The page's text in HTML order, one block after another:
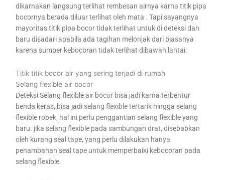
dikarnakan langsung terlihat rembesan airnya karna titik pipa
bocornya berada diluar terlihat oleh mata . Tapi sayangnya
mayoritas titik pipa bocor tidak terlihat untuk di deteksi dan
baru disadari apabila ada tagihan melonjak dari biasanya
karena sumber kebocoran tidak terlihat dibawah lantai.
Titik titik bocor air yang sering terjadi di rumah
Selang flexible air bocor
Deteksi Selang flexible air bocor bisa jadi karna terbentur
benda keras, bisa jadi selang flexible tertarik hingga selang
flexible robek, hal ini perlu penggantian selang flexible yang
baru. jika selang flexible pada sambungan drat, disebabkan
oleh kurang seal tape, yang perlu dilakukan hanya
penambahan seal tape untuk memperbaiki kebocoran pada
selang flexible.